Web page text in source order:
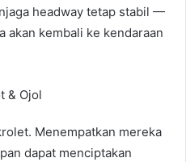
headway tetap stabil —
akan kembali ke kendaraan
& Ojol
Menempatkan mereka
dapat menciptakan